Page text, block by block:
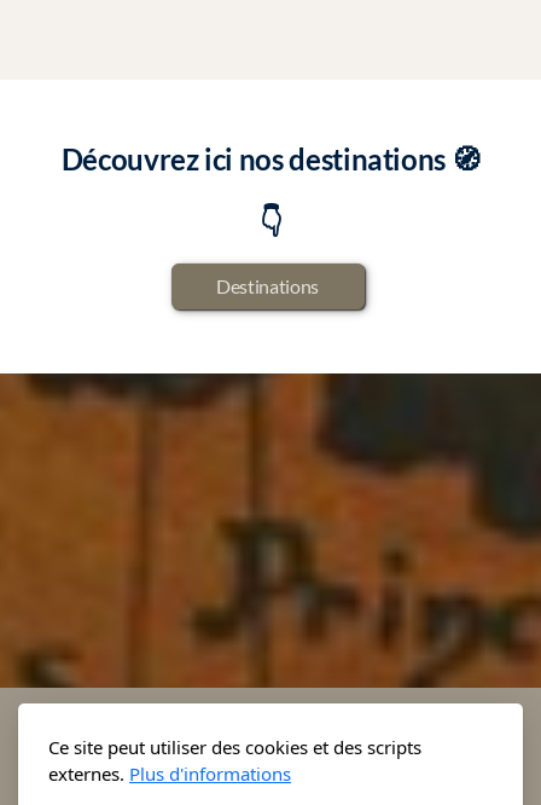
Découvrez ici nos destinations 🧭
👇️
Destinations
Ce site peut utiliser des cookies et des scripts
externes. Plus d'informations